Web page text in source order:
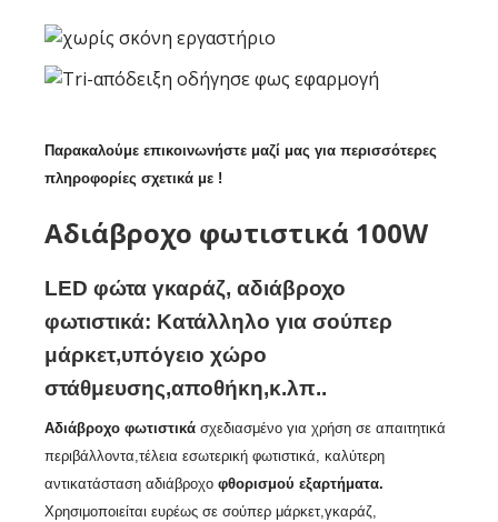
Παρακαλούμε επικοινωνήστε μαζί μας για περισσότερες
πληροφορίες σχετικά με !
Αδιάβροχο φωτιστικά 100W
LED φώτα γκαράζ, αδιάβροχο
φωτιστικά: Κατάλληλο για σούπερ
μάρκετ,υπόγειο χώρο
στάθμευσης,αποθήκη,κ.λπ..
Αδιάβροχο φωτιστικά σχεδιασμένο για χρήση σε απαιτητικά
περιβάλλοντα,τέλεια εσωτερική φωτιστικά, καλύτερη
αντικατάσταση αδιάβροχο φθορισμού εξαρτήματα.
Χρησιμοποιείται ευρέως σε σούπερ μάρκετ,γκαράζ,